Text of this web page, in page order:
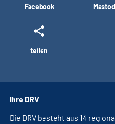
Facebook
teilen
Ihre DRV
Die DRV besteht aus 14